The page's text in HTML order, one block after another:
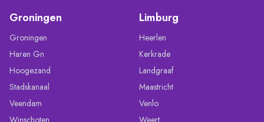
Groningen
Groningen
Haren Gn
Hoogezand
Stadskanaal
Veendam
Winschoten
Limburg
Heerlen
Kerkrade
Landgraaf
Maastricht
Venlo
Weert